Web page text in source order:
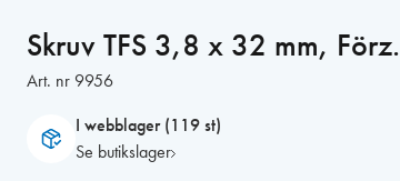
Skruv TFS 3,8 x 32 mm, Förz.
Art. nr 9956
I webblager (119 st)
Se butikslager